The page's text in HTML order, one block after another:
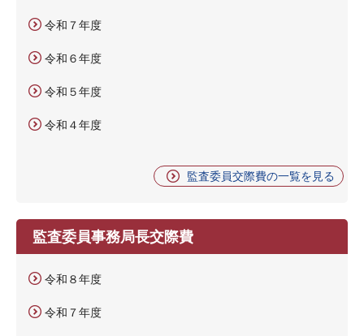
令和７年度
令和６年度
令和５年度
令和４年度
監査委員交際費の一覧を見る
監査委員事務局長交際費
令和８年度
令和７年度